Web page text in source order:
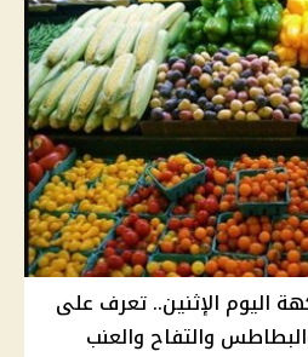
اليوم الإثنين.. تعرف على
والتفاح والعنب